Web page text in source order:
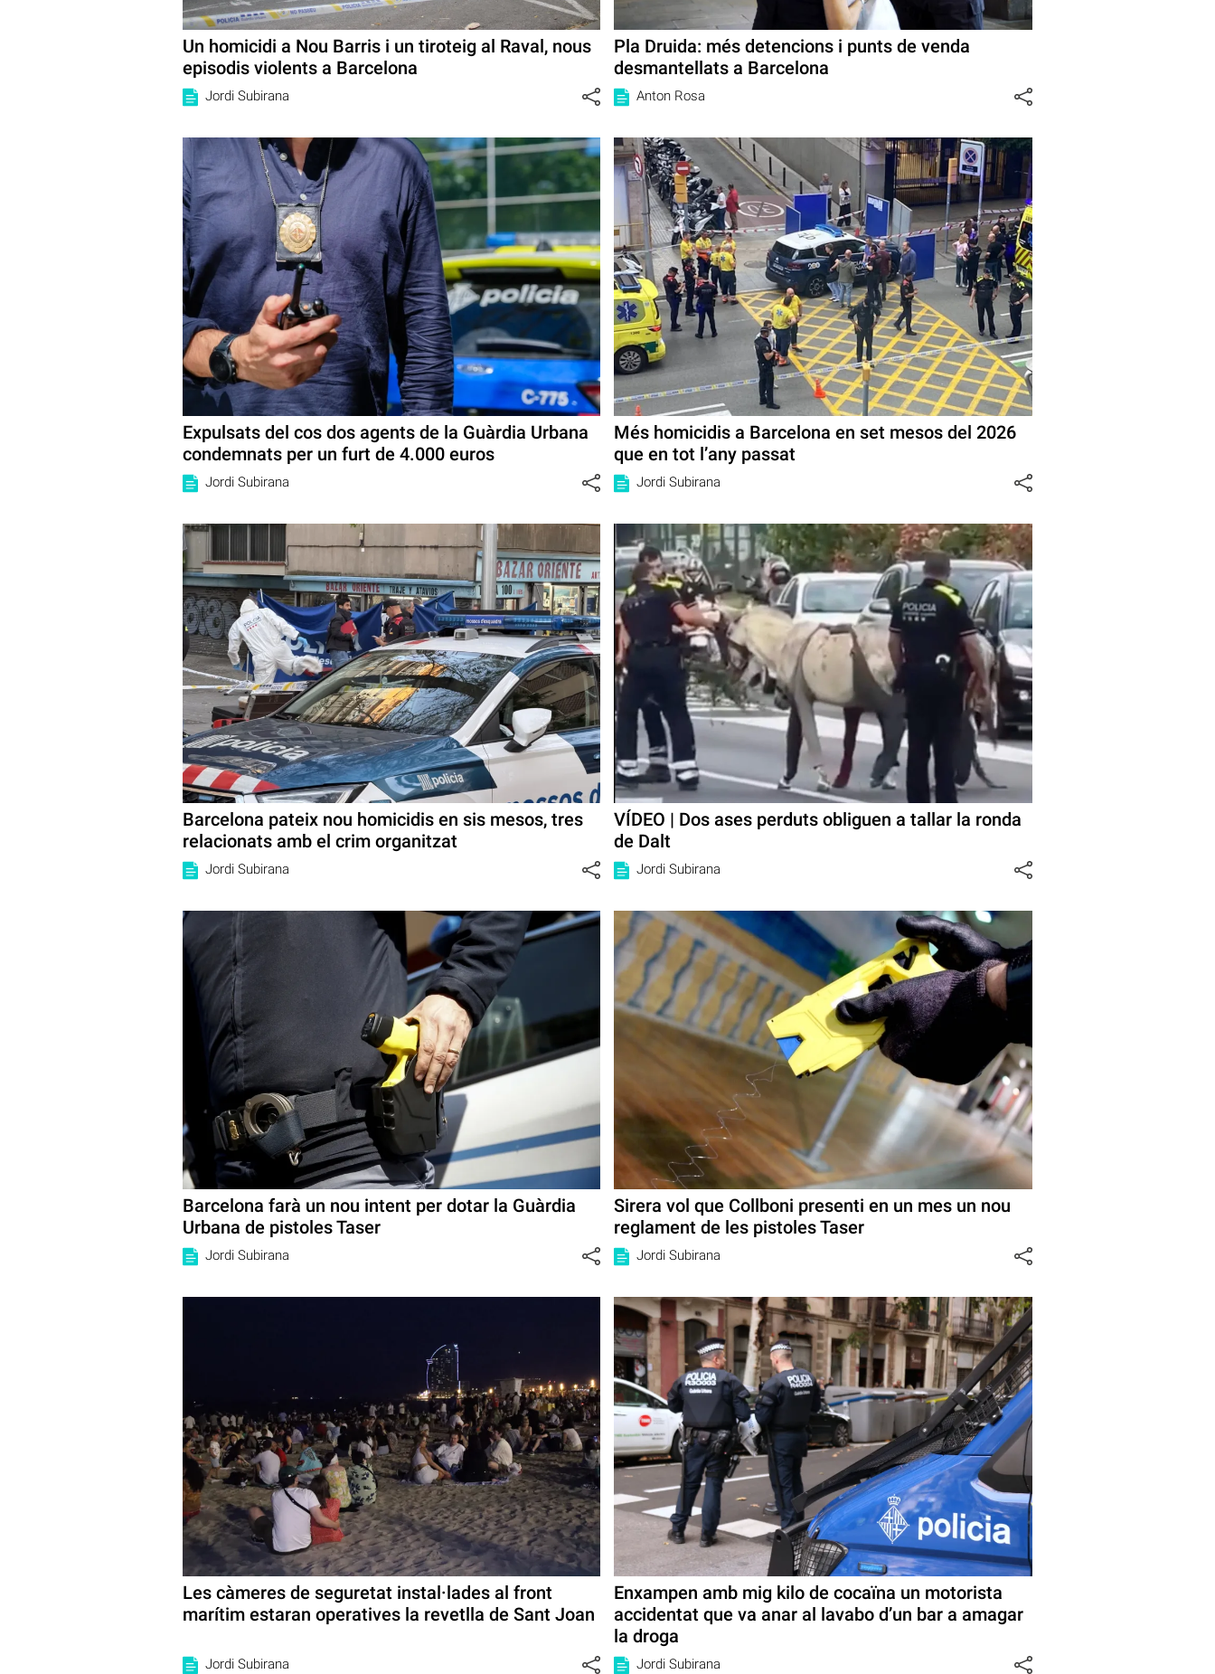
Un homicidi a Nou Barris i un tiroteig al Raval, nous
episodis violents a Barcelona
Jordi Subirana
Pla Druida: més detencions i punts de venda
desmantellats a Barcelona
Anton Rosa
Expulsats del cos dos agents de la Guàrdia Urbana
condemnats per un furt de 4.000 euros
Jordi Subirana
Més homicidis a Barcelona en set mesos del 2026
que en tot l’any passat
Jordi Subirana
Barcelona pateix nou homicidis en sis mesos, tres
relacionats amb el crim organitzat
Jordi Subirana
VÍDEO | Dos ases perduts obliguen a tallar la ronda
de Dalt
Jordi Subirana
Barcelona farà un nou intent per dotar la Guàrdia
Urbana de pistoles Taser
Jordi Subirana
Sirera vol que Collboni presenti en un mes un nou
reglament de les pistoles Taser
Jordi Subirana
Les càmeres de seguretat instal·lades al front
marítim estaran operatives la revetlla de Sant Joan
Jordi Subirana
Enxampen amb mig kilo de cocaïna un motorista
accidentat que va anar al lavabo d’un bar a amagar
la droga
Jordi Subirana